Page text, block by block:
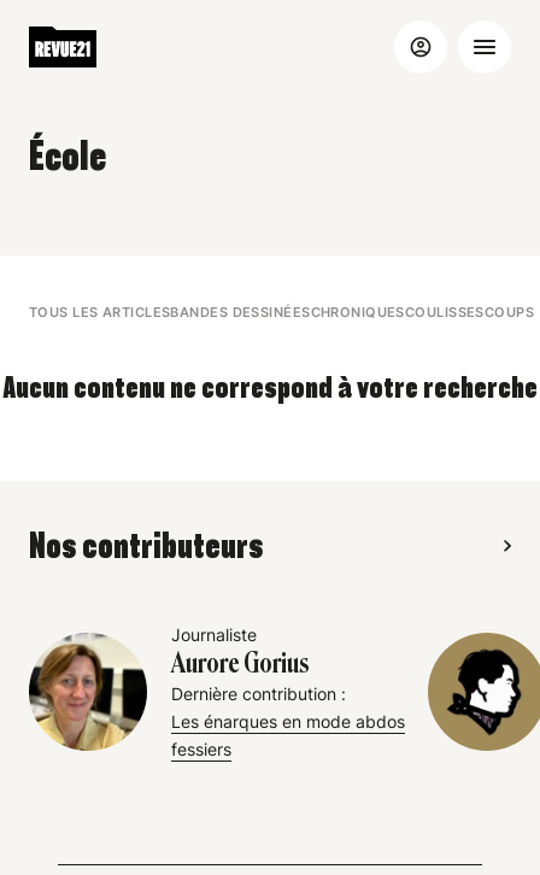
École
TOUS LES ARTICLESBANDES DESSINÉESCHRONIQUESCOULISSESCOUPS
Aucun contenu ne correspond à votre recherche
Nos contributeurs
Journaliste
Aurore Gorius
Dernière contribution :
Les énarques en mode abdos
fessiers